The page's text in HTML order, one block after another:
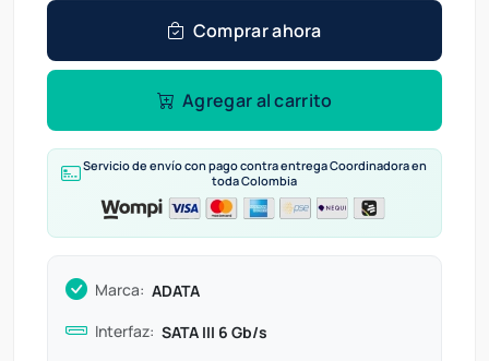
Comprar ahora
Agregar al carrito
Servicio de envío con pago contra entrega Coordinadora en
toda Colombia
Marca: ADATA
Interfaz: SATA III 6 Gb/s